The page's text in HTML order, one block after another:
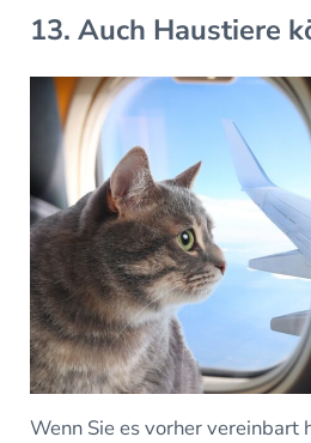
13. Auch Haustiere
Wenn Sie es vorher vereinbart